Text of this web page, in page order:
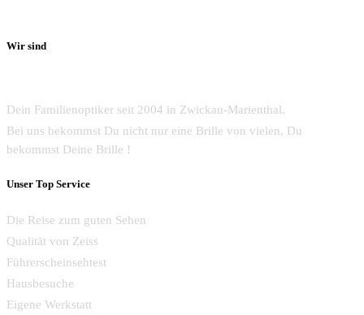
Wir sind
Dein Familienoptiker seit 2004 in Zwickau-Marienthal.
Bei uns bekommst Du nicht nur eine Brille von vielen, Du
bekommst Deine Brille !
Unser Top Service
Die Reise zum guten Sehen
Qualität von Zeiss
Führerscheinsehtest
Hausbesuche
Eigene Werkstatt